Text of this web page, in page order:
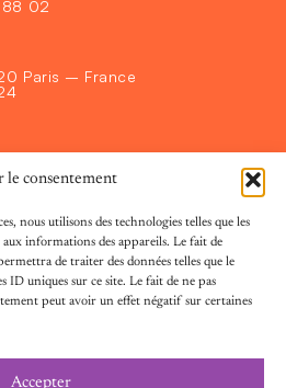
le consentement
nous utilisons des technologies telles que les
informations des appareils. Le fait de
de traiter des données telles que le
uniques sur ce site. Le fait de ne pas
peut avoir un effet négatif sur certaines
Accepter
88 02
Paris – France